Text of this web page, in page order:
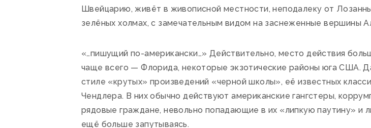
Швейцарию, живёт в живописной местности, неподалеку от
зелёных холмах, с замечательным видом на заснеженные вершины
«…пишущий по-американски…» Действительно, место действия
чаще всего — Флорида, некоторые экзотические районы юга США.
стиле «крутых» произведений «черной школы», её известных
Чендлера. В них обычно действуют американские гангстеры,
рядовые граждане, невольно попадающие в их «липкую паутину» и
ещё больше запутываясь.